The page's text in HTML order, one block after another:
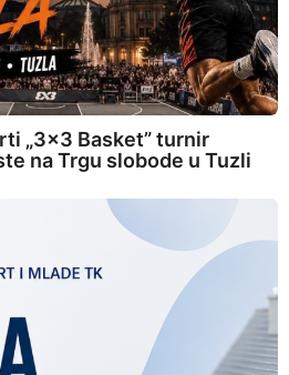
„3×3 Basket” turnir
na Trgu slobode u Tuzli